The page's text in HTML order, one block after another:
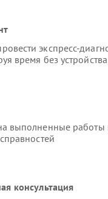
экспресс-
время без устройства
выполненные работы
консультация